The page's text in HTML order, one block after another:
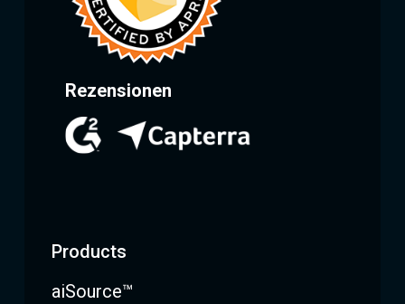
Rezensionen
Products
aiSource™